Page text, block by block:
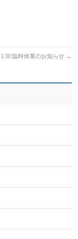
1/30 臨時休業のお知らせ →